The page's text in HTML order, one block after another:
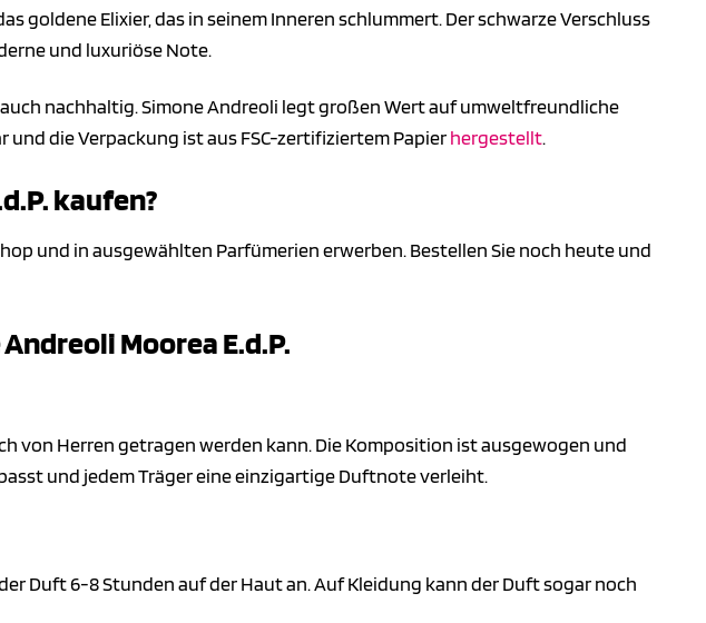
goldene Elixier, das in seinem Inneren schlummert. Der schwarze Verschluss
und luxuriöse Note.
nachhaltig. Simone Andreoli legt großen Wert auf umweltfreundliche
die Verpackung ist aus FSC-zertifiziertem Papierhergestellt.
kaufen?
und in ausgewählten Parfümerien erwerben. Bestellen Sie noch heute und
Moorea E.d.P.
von Herren getragen werden kann. Die Komposition ist ausgewogen und
und jedem Träger eine einzigartige Duftnote verleiht.
Duft 6-8 Stunden auf der Haut an. Auf Kleidung kann der Duft sogar noch